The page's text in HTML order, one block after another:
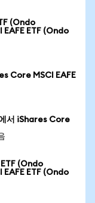
(Ondo
ETF (Ondo
Core MSCI EAFE
서 iShares Core
(Ondo
ETF (Ondo